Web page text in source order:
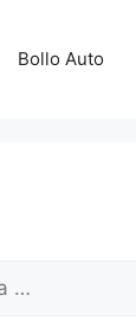
Bollo Auto